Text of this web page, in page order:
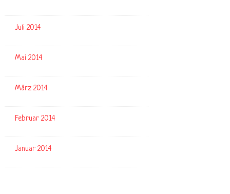
Juli 2014
Mai 2014
März 2014
Februar 2014
Januar 2014